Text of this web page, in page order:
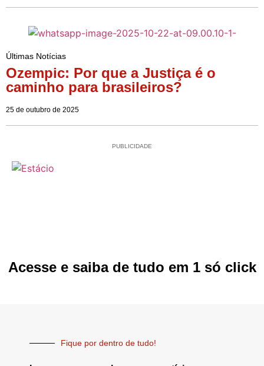
Últimas Notícias
Ozempic: Por que a Justiça é o
caminho para brasileiros?
25 de outubro de 2025
PUBLICIDADE
Acesse e saiba de tudo em 1 só click
Fique por dentro de tudo!